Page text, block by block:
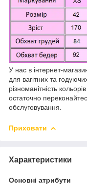
У нас в інтернет-
для вагітних та
різноманітність
остаточно
обслуговування.
Приховати
Характеристики
Основні атрибути